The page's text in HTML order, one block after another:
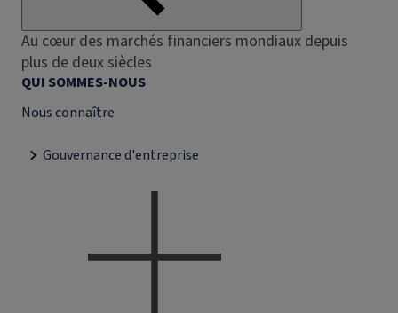
Au cœur des marchés financiers mondiaux depuis
plus de deux siècles
QUI SOMMES-NOUS
Nous connaître
Gouvernance d'entreprise